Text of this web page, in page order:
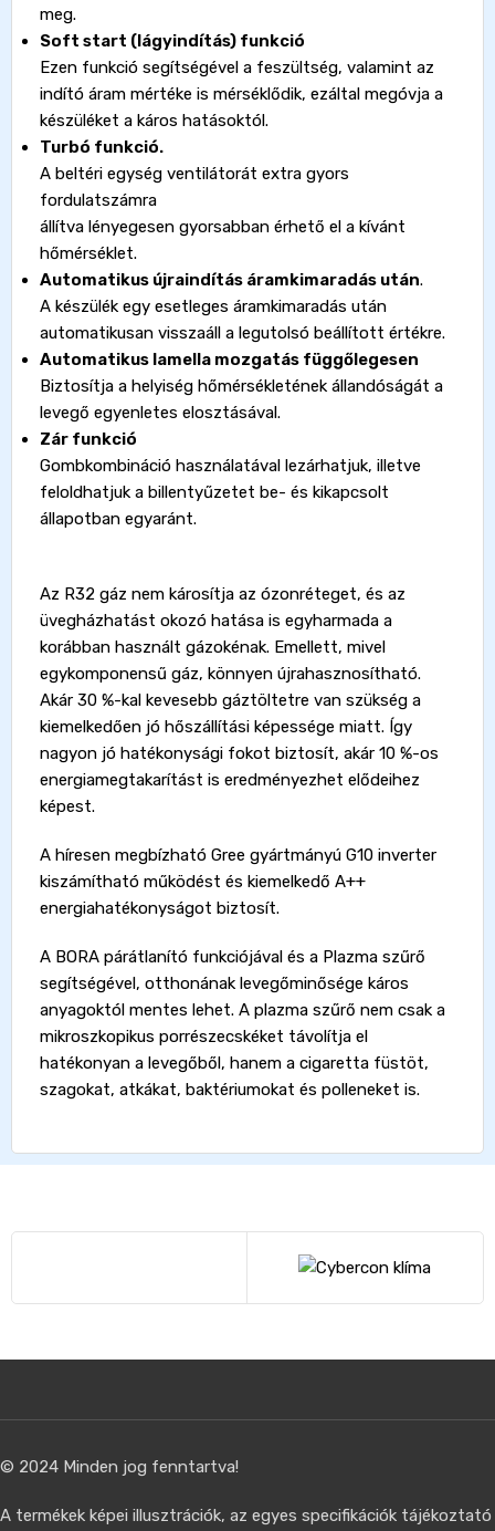
meg.
Soft start (lágyindítás) funkció
Ezen funkció segítségével a feszültség, valamint az
indító áram mértéke is mérséklődik, ezáltal megóvja a
készüléket a káros hatásoktól.
Turbó funkció.
A beltéri egység ventilátorát extra gyors
fordulatszámra
állítva lényegesen gyorsabban érhető el a kívánt
hőmérséklet.
Automatikus újraindítás áramkimaradás után.
A készülék egy esetleges áramkimaradás után
automatikusan visszaáll a legutolsó beállított értékre.
Automatikus lamella mozgatás függőlegesen
Biztosítja a helyiség hőmérsékletének állandóságát a
levegő egyenletes elosztásával.
Zár funkció
Gombkombináció használatával lezárhatjuk, illetve
feloldhatjuk a billentyűzetet be- és kikapcsolt
állapotban egyaránt.
Az R32 gáz nem károsítja az ózonréteget, és az
üvegházhatást okozó hatása is egyharmada a
korábban használt gázokénak. Emellett, mivel
egykomponensű gáz, könnyen újrahasznosítható.
Akár 30 %-kal kevesebb gáztöltetre van szükség a
kiemelkedően jó hőszállítási képessége miatt. Így
nagyon jó hatékonysági fokot biztosít, akár 10 %-os
energiamegtakarítást is eredményezhet elődeihez
képest.
A híresen megbízható Gree gyártmányú G10 inverter
kiszámítható működést és kiemelkedő A++
energiahatékonyságot biztosít.
A BORA párátlanító funkciójával és a Plazma szűrő
segítségével, otthonának levegőminősége káros
anyagoktól mentes lehet. A plazma szűrő nem csak a
mikroszkopikus porrészecskéket távolítja el
hatékonyan a levegőből, hanem a cigaretta füstöt,
szagokat, atkákat, baktériumokat és polleneket is.
© 2024 Minden jog fenntartva!
A termékek képei illusztrációk, az egyes specifikációk tájékoztató